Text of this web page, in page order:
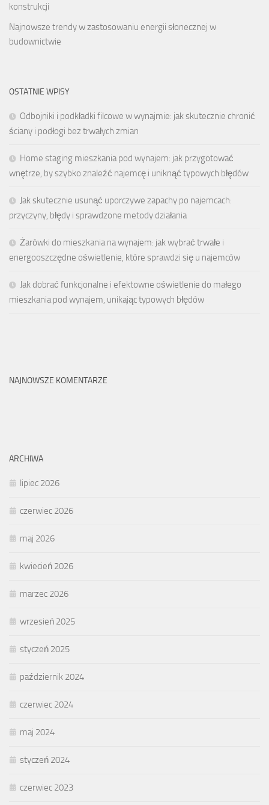
konstrukcji
Najnowsze trendy w zastosowaniu energii słonecznej w
budownictwie
OSTATNIE WPISY
Odbojniki i podkładki filcowe w wynajmie: jak skutecznie chronić
ściany i podłogi bez trwałych zmian
Home staging mieszkania pod wynajem: jak przygotować
wnętrze, by szybko znaleźć najemcę i uniknąć typowych błędów
Jak skutecznie usunąć uporczywe zapachy po najemcach:
przyczyny, błędy i sprawdzone metody działania
Żarówki do mieszkania na wynajem: jak wybrać trwałe i
energooszczędne oświetlenie, które sprawdzi się u najemców
Jak dobrać funkcjonalne i efektowne oświetlenie do małego
mieszkania pod wynajem, unikając typowych błędów
NAJNOWSZE KOMENTARZE
ARCHIWA
lipiec 2026
czerwiec 2026
maj 2026
kwiecień 2026
marzec 2026
wrzesień 2025
styczeń 2025
październik 2024
czerwiec 2024
maj 2024
styczeń 2024
czerwiec 2023